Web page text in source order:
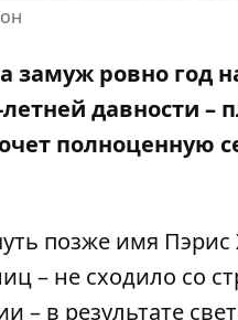
замужровно год
давности –
полноценную
позже имя Пэрис
– не сходило со
– в результате